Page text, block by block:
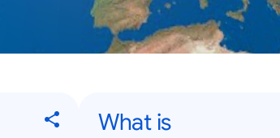
What is